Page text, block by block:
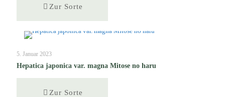
Zur Sorte
5. Januar 2023
Hepatica japonica var. magna Mitose no haru
Zur Sorte